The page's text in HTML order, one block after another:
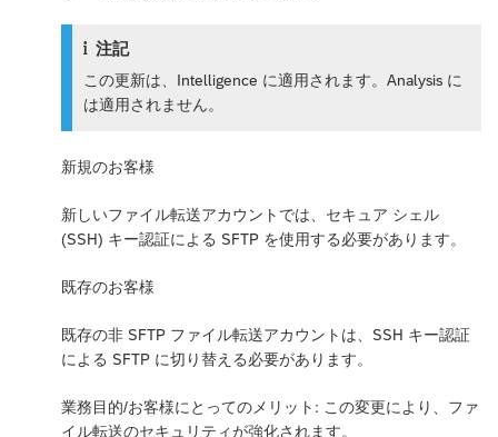
注記
この更新は、Intelligence に適用されます。Analysis に
は適用されません。
新規のお客様
新しいファイル転送アカウントでは、セキュア シェル
(SSH) キー認証による SFTP を使用する必要があります。
既存のお客様
既存の非 SFTP ファイル転送アカウントは、SSH キー認証
による SFTP に切り替える必要があります。
業務目的/お客様にとってのメリット: この変更により、ファ
イル転送のセキュリティが強化されます。